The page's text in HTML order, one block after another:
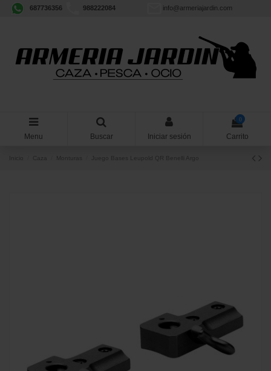
687736356 988222084 info@armeriajardin.com
Menu Buscar Iniciar sesión
0
Carrito
Juego Bases Leupold QR Benelli Argo